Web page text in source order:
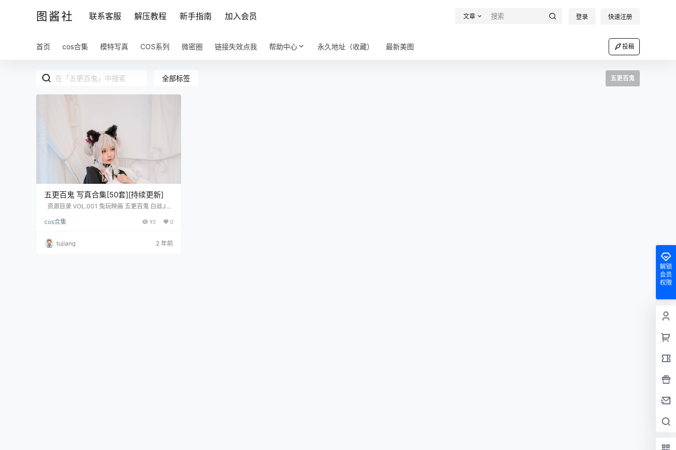
图酱社 联系客服 解压教程 新手指南 加入会员 文章 登录 快速注册
首页 cos合集 模特写真 COS系列 微密圈 链接失效点我 帮助中心 永久地址（收藏） 最新美图 投稿
全部标签 五更百鬼
五更百鬼 写真合集[50套][持续更新]
资源目录 VOL.001 兔玩映画 五更百鬼 白丝JK
旗袍 [19P-76MB] VOL.003 兔玩映画 五更百鬼
01 FATE EXTELLA LINK [9P-60MB] 五更百鬼
NO.002 碧蓝航线 高雄(黑)[14P-60MB] 五更百
cos合集 93 0
tujiang 2 年前
解锁
会员
权限